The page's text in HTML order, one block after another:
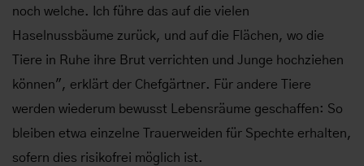
noch welche. Ich führe das auf die vielen
Haselnussbäume zurück, und auf die Flächen, wo die
Tiere in Ruhe ihre Brut verrichten und Junge hochziehen
können", erklärt der Chefgärtner. Für andere Tiere
werden wiederum bewusst Lebensräume geschaffen: So
bleiben etwa einzelne Trauerweiden für Spechte erhalten,
sofern dies risikofrei möglich ist.